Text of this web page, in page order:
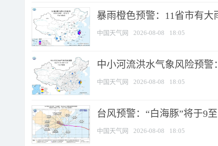
暴雨橙色预警：11省市有
中国天气网 2026-08-08 18:05
中小河流洪水气象风险预
中国天气网 2026-08-08 18:05
台风预警：“白海豚”将于9
中国天气网 2026-08-08 18:05